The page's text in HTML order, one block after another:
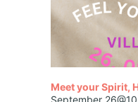
Meet your Spirit,